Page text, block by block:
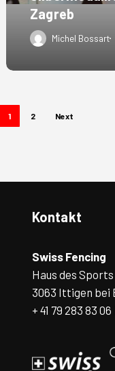
Zagreb
Michel Bossart
1 2 Next
Kontakt
Swiss Fencing
Haus des
3063 Ittigen bei
+ 41 79 283 83 06